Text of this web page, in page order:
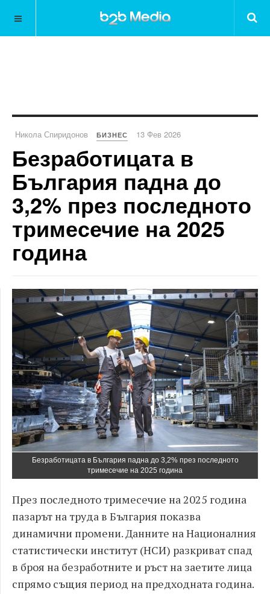
Никола Спиридонов БИЗНЕС 13 Фев 2026
Безработицата в
България падна до
3,2% през последното
тримесечие на 2025
година
Безработицата в България падна до 3,2% през последното
тримесечие на 2025 година
През последното тримесечие на 2025 година
пазарът на труда в България показва
динамични промени. Данните на Националния
статистически институт (НСИ) разкриват спад
в броя на безработните и ръст на заетите лица
спрямо същия период на предходната година.